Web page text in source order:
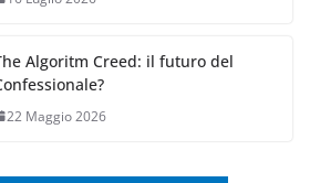
Algoritm Creed: il futuro del
22 Maggio 2026